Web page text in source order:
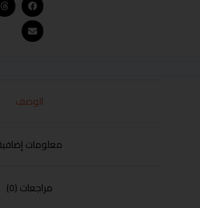
الوصف
معلومات
مراجعات (0)